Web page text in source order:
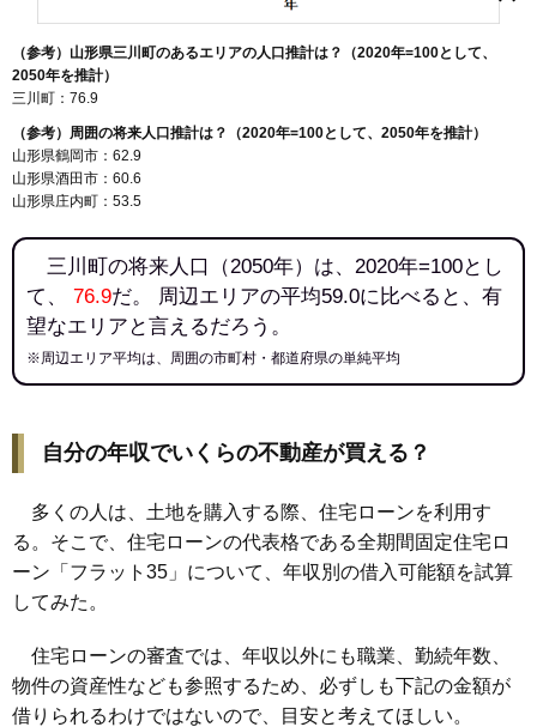
（参考）山形県三川町のあるエリアの人口推計は？（2020年=100として、
2050年を推計）
三川町：76.9
（参考）周囲の将来人口推計は？（2020年=100として、2050年を推計）
山形県鶴岡市：62.9
山形県酒田市：60.6
山形県庄内町：53.5
三川町の将来人口（2050年）は、2020年=100とし
て、 76.9だ。 周辺エリアの平均59.0に比べると、有
望なエリアと言えるだろう。
※周辺エリア平均は、周囲の市町村・都道府県の単純平均
自分の年収でいくらの不動産が買える？
多くの人は、土地を購入する際、住宅ローンを利用す
る。そこで、住宅ローンの代表格である全期間固定住宅ロ
ーン「フラット35」について、年収別の借入可能額を試算
してみた。
住宅ローンの審査では、年収以外にも職業、勤続年数、
物件の資産性なども参照するため、必ずしも下記の金額が
借りられるわけではないので、目安と考えてほしい。
青山猪子押切新田神花善阿弥横山